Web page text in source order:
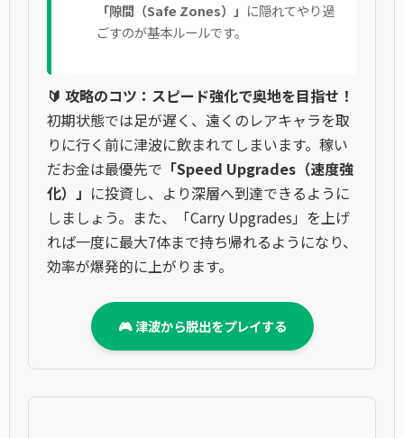
「隙間（Safe Zones）」 に隠れてやり過
ごすのが基本ルールです。
🔰 攻略のコツ：スピード強化で奥地を目指せ！
初期状態では足が遅く、遠くのレアキャラを取
りに行く前に津波に飲まれてしまいます。稼い
だお金は最優先で 「Speed Upgrades（速度強
化）」 に投資し、より深層へ到達できるように
しましょう。また、「Carry Upgrades」を上げ
れば一度に最大7体まで持ち帰れるようになり、
効率が爆発的に上がります。
🎮 津波から脱出をプレイする